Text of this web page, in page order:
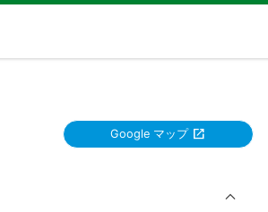
Google マップ